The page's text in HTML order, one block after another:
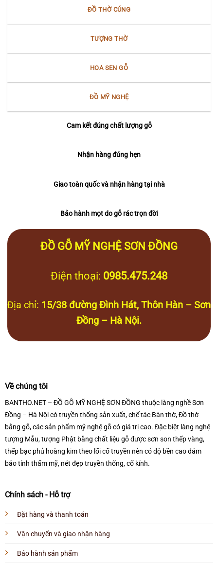
ĐỒ THỜ CÚNG
TƯỢNG THỜ
HOA SEN GỖ
ĐỒ MỸ NGHỆ
Cam kết đúng chất lượng gỗ
Nhận hàng đúng hẹn
Giao toàn quốc và nhận hàng tại nhà
Bảo hành mọt do gỗ rác trọn đời
ĐỒ GỖ MỸ NGHỆ SƠN ĐỒNG
Điện thoại: 0985.475.248
Địa chỉ: 15/38 đường Đình Hát, Thôn Hàn – Sơn
Đồng – Hà Nội.
Về chúng tôi
BANTHO.NET – ĐỒ GỖ MỸ NGHỆ SƠN ĐỒNG thuộc làng nghề Sơn
Đồng – Hà Nội có truyền thống sản xuất, chế tác Bàn thờ, Đồ thờ
bằng gỗ, các sản phẩm mỹ nghệ gỗ có giá trị cao. Đặc biệt làng nghệ
tượng Mẫu, tượng Phật bằng chất liệu gỗ được sơn son thếp vàng,
thếp bạc phủ hoàng kim theo lối cổ truyền nên có độ bền cao đảm
bảo tính thẩm mỹ, nét đẹp truyền thống, cổ kính.
Chính sách - Hỗ trợ
Đặt hàng và thanh toán
Vận chuyển và giao nhận hàng
Bảo hành sản phẩm